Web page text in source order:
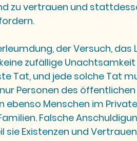
zu vertrauen und
der Versuch, das
zufällige
Tat, und jede solche Tat
Personen des öffentlichen
ebenso Menschen im
Falsche
sie Existenzen und